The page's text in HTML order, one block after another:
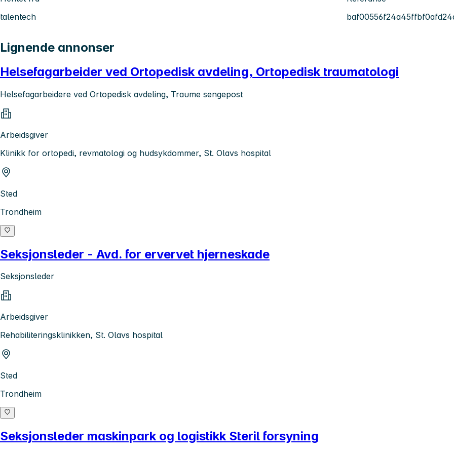
talentech
Lignende annonser
Helsefagarbeider ved Ortopedisk avdeling, Ortopedisk traumatologi
Helsefagarbeidere ved Ortopedisk avdeling, Traume sengepost
Arbeidsgiver
Klinikk for ortopedi, revmatologi og hudsykdommer, St. Olavs hospital
Sted
Trondheim
Seksjonsleder - Avd. for ervervet hjerneskade
Seksjonsleder
Arbeidsgiver
Rehabiliteringsklinikken, St. Olavs hospital
Sted
Trondheim
Seksjonsleder maskinpark og logistikk Steril forsyning